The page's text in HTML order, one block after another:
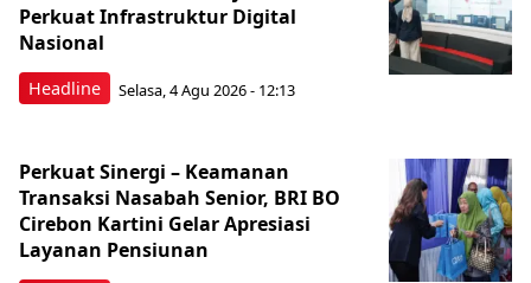
Headline
Perkuat Infrastruktur Digital
Nasional
Selasa, 4 Agu 2026 - 12:13
Perkuat Sinergi – Keamanan
Transaksi Nasabah Senior, BRI BO
Cirebon Kartini Gelar Apresiasi
Layanan Pensiunan